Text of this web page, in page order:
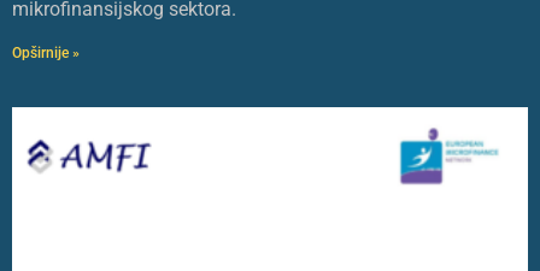
mikrofinansijskog sektora.
Opširnije »